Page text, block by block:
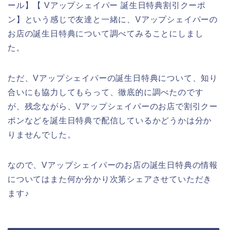
ール】【 Vアップシェイパー 誕生日特典割引クーポ
ン】という感じで友達と一緒に、Vアップシェイパーの
お店の誕生日特典について調べてみることにしまし
た。
ただ、Vアップシェイパーの誕生日特典について、知り
合いにも協力してもらって、徹底的に調べたのです
が、残念ながら、Vアップシェイパーのお店で割引クー
ポンなどを誕生日特典で配信しているかどうかは分か
りませんでした。
なので、Vアップシェイパーのお店の誕生日特典の情報
についてはまた何か分かり次第シェアさせていただき
ます♪